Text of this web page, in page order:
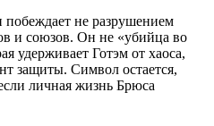
не разрушением
и союзов. Он не «убийца во
удерживает Готэм от хаоса,
защиты. Символ остается,
личная жизнь Брюса